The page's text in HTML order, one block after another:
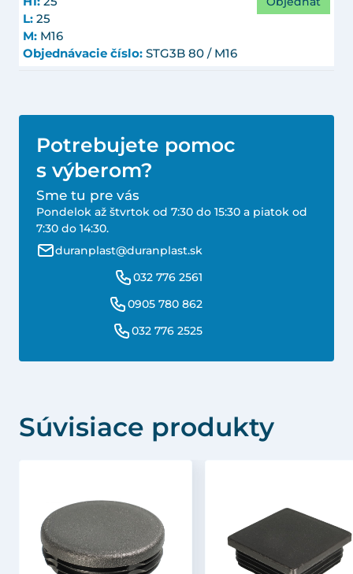
L: 25
M: M16
Objednávacie číslo: STG3B 80 / M16
Potrebujete pomoc
s výberom?
Sme tu pre vás
Pondelok až štvrtok od 7:30 do 15:30 a piatok od
7:30 do 14:30.
duranplast@duranplast.sk
032 776 2561
0905 780 862
032 776 2525
Súvisiace produkty